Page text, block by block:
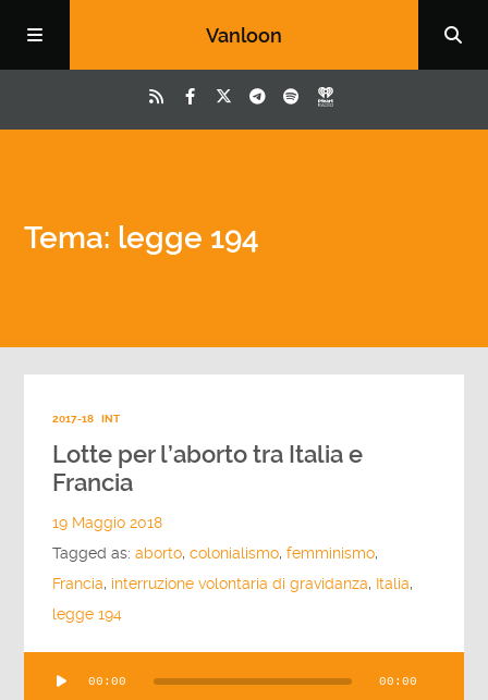
Vanloon
Tema: legge 194
2017-18 INT
Lotte per l’aborto tra Italia e
Francia
19 Maggio 2018
Tagged as:aborto,colonialismo,femminismo,
Francia, interruzione volontaria di gravidanza, Italia,
legge 194
Player
00:00 00:00